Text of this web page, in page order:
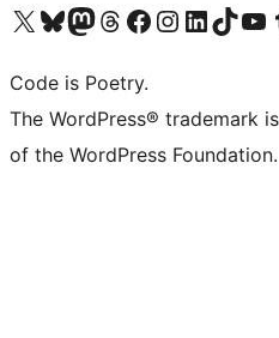
Visita il nostro account X (ex Twitter)
Visita il nostro account Bluesky
Visita il nostro account Mastodon
Visita il nostro account Threads
Visita la nostra pagina Facebook
Visita il nostro account
Visita il nostro account
Visita il nostro account
Visita il
Code is Poetry.
The WordPress® trademark
of the WordPress Foundation.